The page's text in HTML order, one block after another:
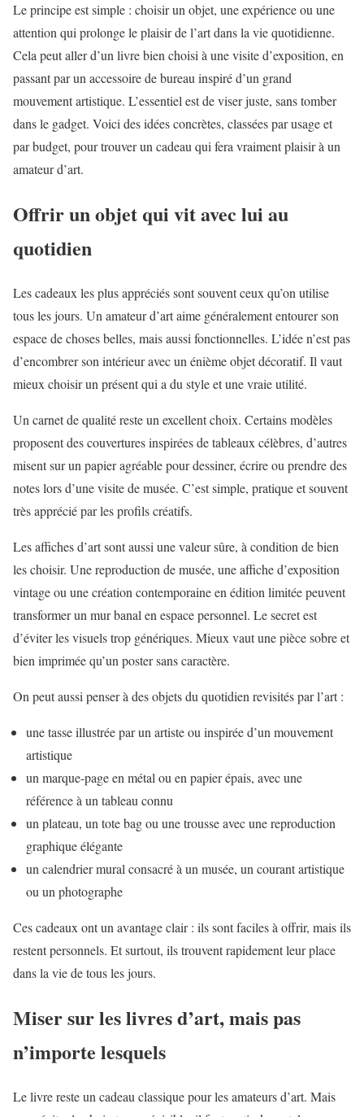
Le principe est simple : choisir un objet, une expérience ou une
attention qui prolonge le plaisir de l’art dans la vie quotidienne.
Cela peut aller d’un livre bien choisi à une visite d’exposition, en
passant par un accessoire de bureau inspiré d’un grand
mouvement artistique. L’essentiel est de viser juste, sans tomber
dans le gadget. Voici des idées concrètes, classées par usage et
par budget, pour trouver un cadeau qui fera vraiment plaisir à un
amateur d’art.
Offrir un objet qui vit avec lui au
quotidien
Les cadeaux les plus appréciés sont souvent ceux qu’on utilise
tous les jours. Un amateur d’art aime généralement entourer son
espace de choses belles, mais aussi fonctionnelles. L’idée n’est pas
d’encombrer son intérieur avec un énième objet décoratif. Il vaut
mieux choisir un présent qui a du style et une vraie utilité.
Un carnet de qualité reste un excellent choix. Certains modèles
proposent des couvertures inspirées de tableaux célèbres, d’autres
misent sur un papier agréable pour dessiner, écrire ou prendre des
notes lors d’une visite de musée. C’est simple, pratique et souvent
très apprécié par les profils créatifs.
Les affiches d’art sont aussi une valeur sûre, à condition de bien
les choisir. Une reproduction de musée, une affiche d’exposition
vintage ou une création contemporaine en édition limitée peuvent
transformer un mur banal en espace personnel. Le secret est
d’éviter les visuels trop génériques. Mieux vaut une pièce sobre et
bien imprimée qu’un poster sans caractère.
On peut aussi penser à des objets du quotidien revisités par l’art :
une tasse illustrée par un artiste ou inspirée d’un mouvement
artistique
un marque-page en métal ou en papier épais, avec une
référence à un tableau connu
un plateau, un tote bag ou une trousse avec une reproduction
graphique élégante
un calendrier mural consacré à un musée, un courant artistique
ou un photographe
Ces cadeaux ont un avantage clair : ils sont faciles à offrir, mais ils
restent personnels. Et surtout, ils trouvent rapidement leur place
dans la vie de tous les jours.
Miser sur les livres d’art, mais pas
n’importe lesquels
Le livre reste un cadeau classique pour les amateurs d’art. Mais